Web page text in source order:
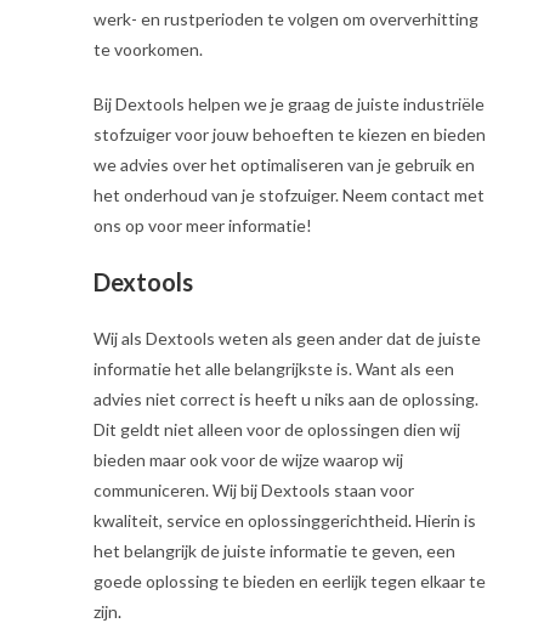
werk- en rustperioden te volgen om oververhitting
te voorkomen.
Bij Dextools helpen we je graag de juiste industriële
stofzuiger voor jouw behoeften te kiezen en bieden
we advies over het optimaliseren van je gebruik en
het onderhoud van je stofzuiger. Neem contact met
ons op voor meer informatie!
Dextools
Wij als Dextools weten als geen ander dat de juiste
informatie het alle belangrijkste is. Want als een
advies niet correct is heeft u niks aan de oplossing.
Dit geldt niet alleen voor de oplossingen dien wij
bieden maar ook voor de wijze waarop wij
communiceren. Wij bij Dextools staan voor
kwaliteit, service en oplossinggerichtheid.Hierin is
het belangrijk de juiste informatie te geven, een
goede oplossing te bieden en eerlijk tegen elkaar te
zijn.